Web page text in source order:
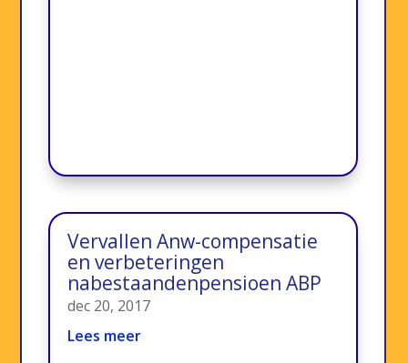
Vervallen Anw-compensatie
en verbeteringen
nabestaandenpensioen ABP
dec 20, 2017
Lees meer